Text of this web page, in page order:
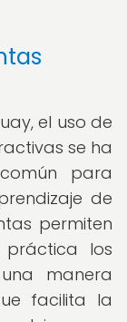
el uso de
se ha
para
de
permiten
los
manera
facilita la